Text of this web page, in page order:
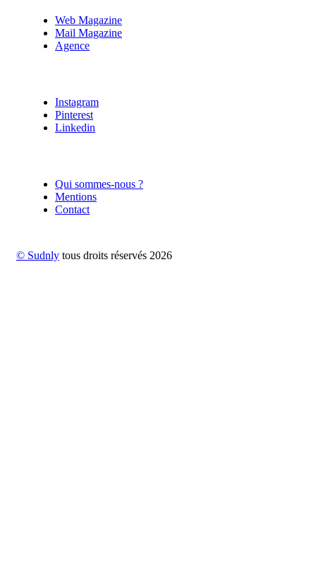
Web Magazine
Mail Magazine
Agence
Instagram
Pinterest
Linkedin
Qui sommes-nous ?
Mentions
Contact
© Sudnly tous droits réservés 2026